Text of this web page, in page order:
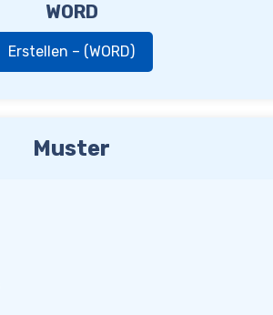
WORD
Erstellen – (WORD)
Muster